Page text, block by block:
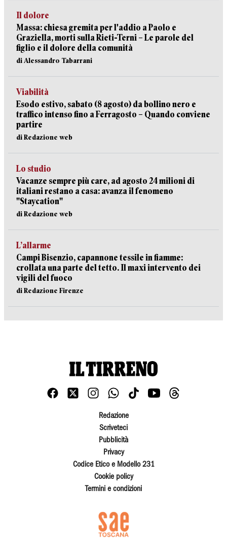
Il dolore
Massa: chiesa gremita per l'addio a Paolo e
Graziella, morti sulla Rieti-Terni – Le parole del
figlio e il dolore della comunità
di Alessandro Tabarrani
Viabilità
Esodo estivo, sabato (8 agosto) da bollino nero e
traffico intenso fino a Ferragosto – Quando conviene
partire
di Redazione web
Lo studio
Vacanze sempre più care, ad agosto 24 milioni di
italiani restano a casa: avanza il fenomeno
"Staycation"
di Redazione web
L’allarme
Campi Bisenzio, capannone tessile in fiamme:
crollata una parte del tetto. Il maxi intervento dei
vigili del fuoco
di Redazione Firenze
Redazione
Scriveteci
Pubblicità
Privacy
Codice Etico e Modello 231
Cookie policy
Termini e condizioni